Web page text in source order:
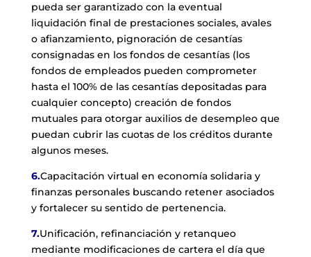
pueda ser garantizado con la eventual
liquidación final de prestaciones sociales, avales
o afianzamiento, pignoración de cesantías
consignadas en los fondos de cesantías (los
fondos de empleados pueden comprometer
hasta el 100% de las cesantías depositadas para
cualquier concepto) creación de fondos
mutuales para otorgar auxilios de desempleo que
puedan cubrir las cuotas de los créditos durante
algunos meses.
6.Capacitación virtual en economía solidaria y
finanzas personales buscando retener asociados
y fortalecer su sentido de pertenencia.
7.Unificación, refinanciación y retanqueo
mediante modificaciones de cartera el día que